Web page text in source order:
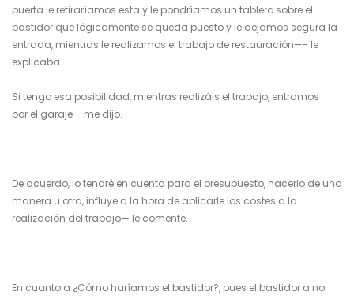
puerta le retiraríamos esta y le pondríamos un tablero sobre el
bastidor que lógicamente se queda puesto y le dejamos segura la
entrada, mientras le realizamos el trabajo de restauración—- le
explicaba.
Si tengo esa posibilidad, mientras realizáis el trabajo, entramos
por el garaje— me dijo.
De acuerdo, lo tendré en cuenta para el presupuesto, hacerlo de una
manera u otra, influye a la hora de aplicarle los costes a la
realización del trabajo— le comente.
En cuanto a ¿Cómo haríamos el bastidor?, pues el bastidor a no